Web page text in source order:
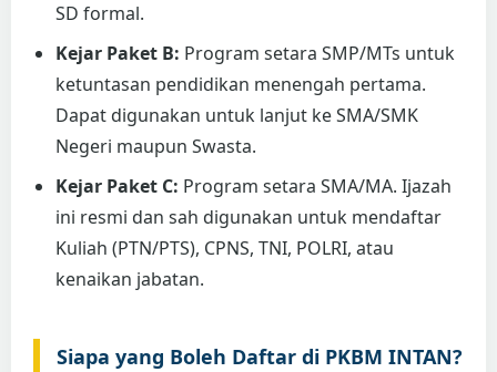
SD formal.
Kejar Paket B: Program setara SMP/MTs untuk
ketuntasan pendidikan menengah pertama.
Dapat digunakan untuk lanjut ke SMA/SMK
Negeri maupun Swasta.
Kejar Paket C: Program setara SMA/MA. Ijazah
ini resmi dan sah digunakan untuk mendaftar
Kuliah (PTN/PTS), CPNS, TNI, POLRI, atau
kenaikan jabatan.
Siapa yang Boleh Daftar di PKBM INTAN?